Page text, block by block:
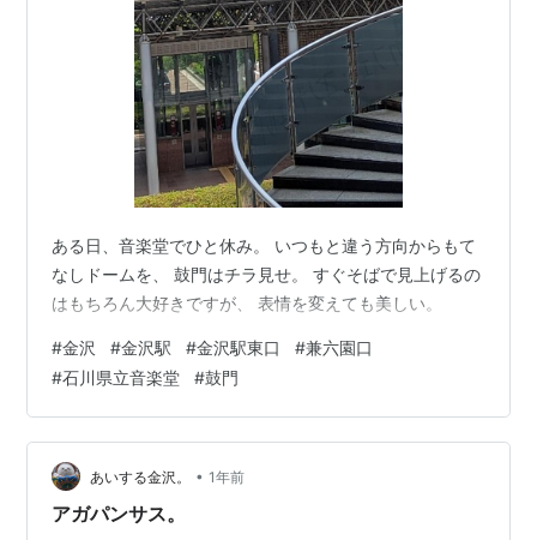
ある日、音楽堂でひと休み。 いつもと違う方向からもて
なしドームを、 鼓門はチラ見せ。 すぐそばで見上げるの
はもちろん大好きですが、 表情を変えても美しい。
#金沢 #金沢駅 #金沢駅東口 #兼六園口
#石川県立音楽堂 #鼓門
あいする金沢。 • 1年前
アガパンサス。